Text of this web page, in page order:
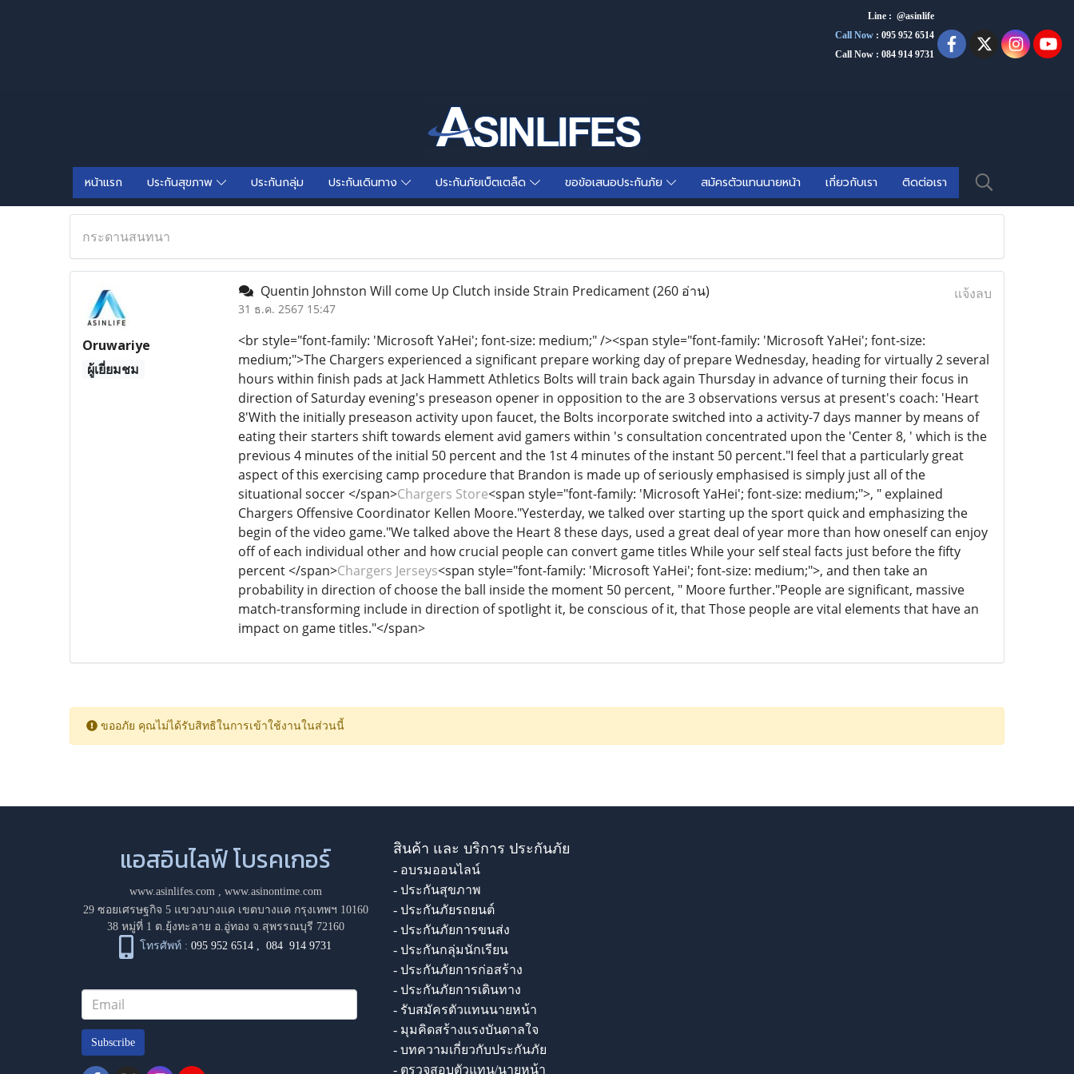
Line : @asinlife
Call Now : 095 952 6514
Call Now : 084 914 9731
หน้าแรก ประกันสุขภาพ ประกันกลุ่ม ประกันเดินทาง ประกันภัยเบ็ตเตล็ด ขอข้อเสนอประกันภัย สมัครตัวแทนนายหน้า เกี่ยวกับเรา ติดต่อเรา
กระดานสนทนา
Oruwariye
ผู้เยี่ยมชม
Quentin Johnston Will come Up Clutch inside Strain Predicament(260 อ่าน)
31 ธ.ค. 2567 15:47
แจ้งลบ
<br style="font-family: 'Microsoft YaHei'; font-size: medium;" /><span style="font-family: 'Microsoft YaHei'; font-size:
medium;">The Chargers experienced a significant prepare working day of prepare Wednesday, heading for virtually 2 several
hours within finish pads at Jack Hammett Athletics Bolts will train back again Thursday in advance of turning their focus in
direction of Saturday evening's preseason opener in opposition to the are 3 observations versus at present's coach: 'Heart
8'With the initially preseason activity upon faucet, the Bolts incorporate switched into a activity-7 days manner by means of
eating their starters shift towards element avid gamers within 's consultation concentrated upon the 'Center 8, ' which is the
previous 4 minutes of the initial 50 percent and the 1st 4 minutes of the instant 50 percent."I feel that a particularly great
aspect of this exercising camp procedure that Brandon is made up of seriously emphasised is simply just all of the
situational soccer </span>Chargers Store<span style="font-family: 'Microsoft YaHei'; font-size: medium;">, " explained
Chargers Offensive Coordinator Kellen Moore."Yesterday, we talked over starting up the sport quick and emphasizing the
begin of the video game."We talked above the Heart 8 these days, used a great deal of year more than how oneself can enjoy
off of each individual other and how crucial people can convert game titles While your self steal facts just before the fifty
percent </span>Chargers Jerseys<span style="font-family: 'Microsoft YaHei'; font-size: medium;">, and then take an
probability in direction of choose the ball inside the moment 50 percent, " Moore further."People are significant, massive
match-transforming include in direction of spotlight it, be conscious of it, that Those people are vital elements that have an
impact on game titles."</span>
ขออภัย คุณไม่ได้รับสิทธิในการเข้าใช้งานในส่วนนี้
แอสอินไลฟ์ โบรคเกอร์
www.asinlifes.com, www.asinontime.com
29 ซอยเศรษฐกิจ 5 แขวงบางแค เขตบางแค กรุงเทพฯ 10160
38 หมู่ที่ 1 ต.ยุ้งทะลาย อ.อู่ทอง จ.สุพรรณบุรี 72160
โทรศัพท์ : 095 952 6514 ,084 914 9731
Subscribe
สินค้า และ บริการ ประกันภัย
- อบรมออนไลน์
- ประกันสุขภาพ
- ประกันภัยรถยนต์
- ประกันภัยการขนส่ง
- ประกันกลุ่มนักเรียน
- ประกันภัยการก่อสร้าง
- ประกันภัยการเดินทาง
- รับสมัครตัวแทนนายหน้า
- มุมคิดสร้างแรงบันดาลใจ
- บทความเกี่ยวกับประกันภัย
- ตรวจสอบตัวแทน/นายหน้า